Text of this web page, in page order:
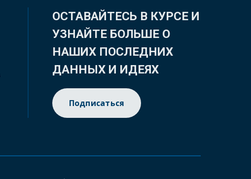
ОСТАВАЙТЕСЬ В КУРСЕ И
УЗНАЙТЕ БОЛЬШЕ О
НАШИХ ПОСЛЕДНИХ
ДАННЫХ И ИДЕЯХ
Подписаться